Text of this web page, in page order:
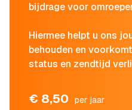
bijdrage voor
Hiermee helpt u ons
behouden en
status en zendtijd
€ 8,50 per jaar